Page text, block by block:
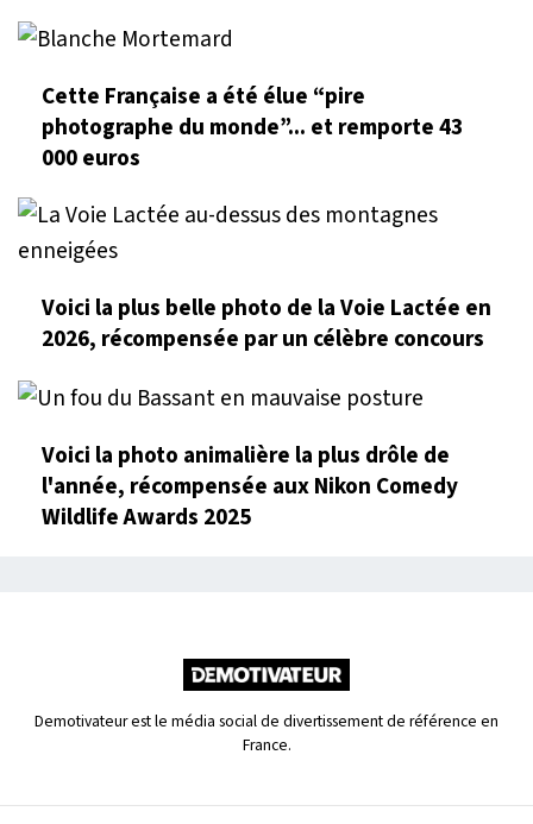
Cette Française a été élue “pire
photographe du monde”... et remporte 43
000 euros
Voici la plus belle photo de la Voie Lactée en
2026, récompensée par un célèbre concours
Voici la photo animalière la plus drôle de
l'année, récompensée aux Nikon Comedy
Wildlife Awards 2025
Demotivateur est le média social de divertissement de référence en
France.